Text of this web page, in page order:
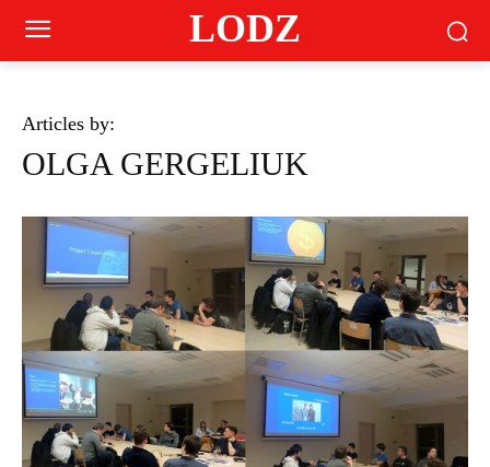
LODZ
Articles by:
OLGA GERGELIUK